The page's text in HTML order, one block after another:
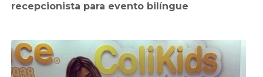
recepcionista para evento bilíngue